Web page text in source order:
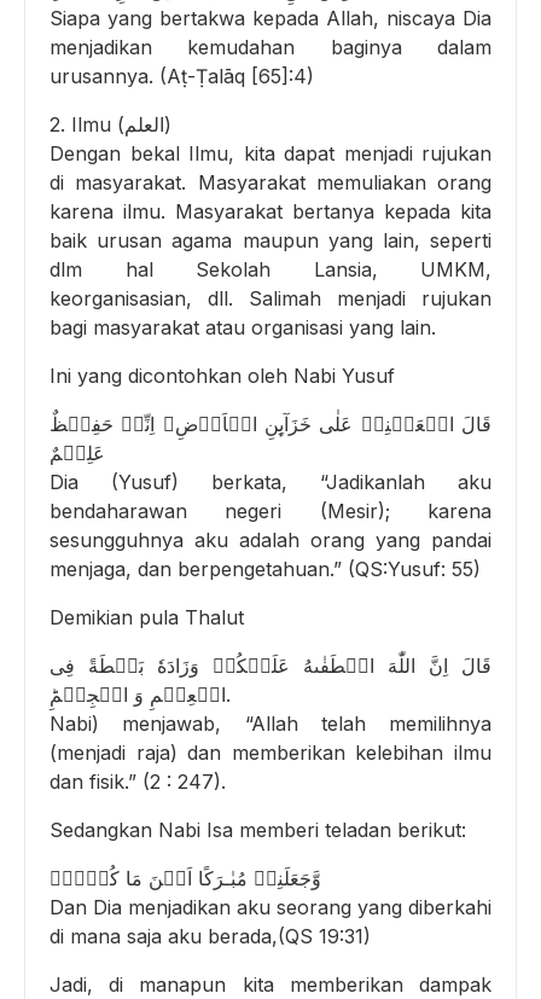
Siapa yang bertakwa kepada Allah, niscaya Dia
menjadikan kemudahan baginya dalam
urusannya. (Aṭ-Ṭalāq [65]:4)
2. Ilmu (العلم)
Dengan bekal Ilmu, kita dapat menjadi rujukan
di masyarakat. Masyarakat memuliakan orang
karena ilmu. Masyarakat bertanya kepada kita
baik urusan agama maupun yang lain, seperti
dlm hal Sekolah Lansia, UMKM,
keorganisasian, dll. Salimah menjadi rujukan
bagi masyarakat atau organisasi yang lain.
Ini yang dicontohkan oleh Nabi Yusuf
قَالَ اجۡعَلۡنِىۡ عَلٰى خَزَآٮِٕنِ الۡاَرۡضِ‌ۚ اِنِّىۡ حَفِيۡظٌ
عَلِيۡمٌ
Dia (Yusuf) berkata, “Jadikanlah aku
bendaharawan negeri (Mesir); karena
sesungguhnya aku adalah orang yang pandai
menjaga, dan berpengetahuan.” (QS:Yusuf: 55)
Demikian pula Thalut
قَالَ اِنَّ اللّٰهَ اصۡطَفٰٮهُ عَلَيۡکُمۡ وَزَادَهٗ بَسۡطَةً فِى
الۡعِلۡمِ وَ الۡجِسۡمِ‌ؕ.
Nabi) menjawab, “Allah telah memilihnya
(menjadi raja) dan memberikan kelebihan ilmu
dan fisik.” (2 : 247).
Sedangkan Nabi Isa memberi teladan berikut:
وَّجَعَلَنِىۡ مُبٰـرَكًا اَيۡنَ مَا كُنۡتُۖ
Dan Dia menjadikan aku seorang yang diberkahi
di mana saja aku berada,(QS 19:31)
Jadi, di manapun kita memberikan dampak